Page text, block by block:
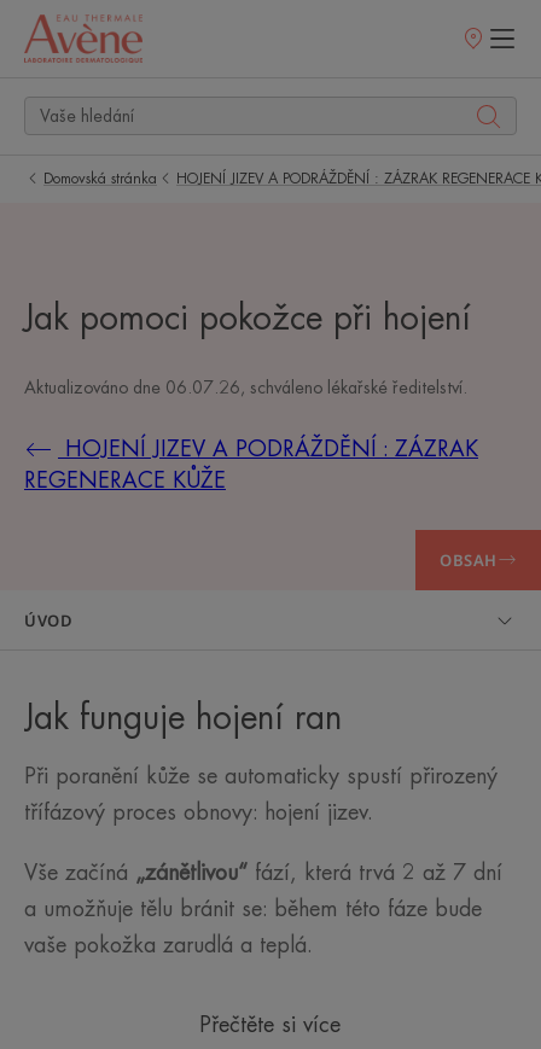
Prodejní
Domovská stránka HOJENÍ JIZEV A PODRÁŽDĚNÍ : ZÁZRAK REGENERACE
Jak pomoci pokožce při hojení
Aktualizováno dne 06.07.26 , schváleno lékařské ředitelství
HOJENÍ JIZEV A PODRÁŽDĚNÍ : ZÁZRAK
REGENERACE KŮŽE
OBSAH
ÚVOD
Jak funguje hojení ran
Při poranění kůže se automaticky spustí přirozený
třífázový proces obnovy: hojení jizev.
Vše začíná „zánětlivou“ fází, která trvá 2 až 7 dní
a umožňuje tělu bránit se: během této fáze bude
vaše pokožka zarudlá a teplá.
Přečtěte si více